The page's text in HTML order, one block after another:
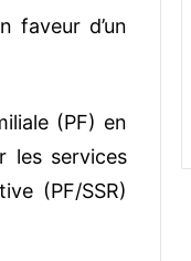
faveur d’un
(PF) en
les services
(PF/SSR)